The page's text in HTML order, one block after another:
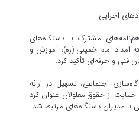
اجرایی
مشترک با دستگاه‌های
امداد امام خمینی (ره)، آموزش و
فنی و حرفه‌ای تأکید کرد.
اجتماعی، تسهیل در ارائه
از حقوق معلولان عنوان کرد
با مدیران دستگاه‌های مرتبط شد.